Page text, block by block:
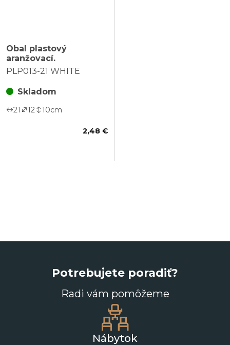
Obal plastový
aranžovací.
PLP013-21 WHITE
Skladom
21 12 10cm
2,48 €
Potrebujete poradiť?
Radi vám pomôžeme
Nábytok